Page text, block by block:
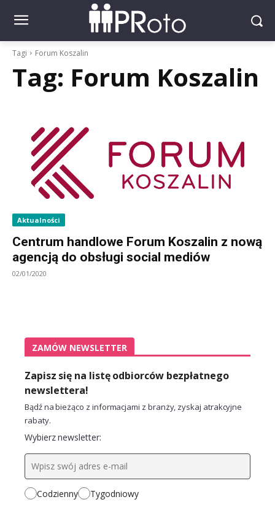
Tagi Forum Koszalin
Tag: Forum Koszalin
Aktualności
Centrum handlowe Forum Koszalin z nową
agencją do obsługi social mediów
02/01/2020
ZAMÓW NEWSLETTER
Zapisz się na listę odbiorców bezpłatnego
newslettera!
Bądź na bieżąco z informacjami z branży, zyskaj atrakcyjne
rabaty.
Wybierz newsletter:
Codzienny Tygodniowy